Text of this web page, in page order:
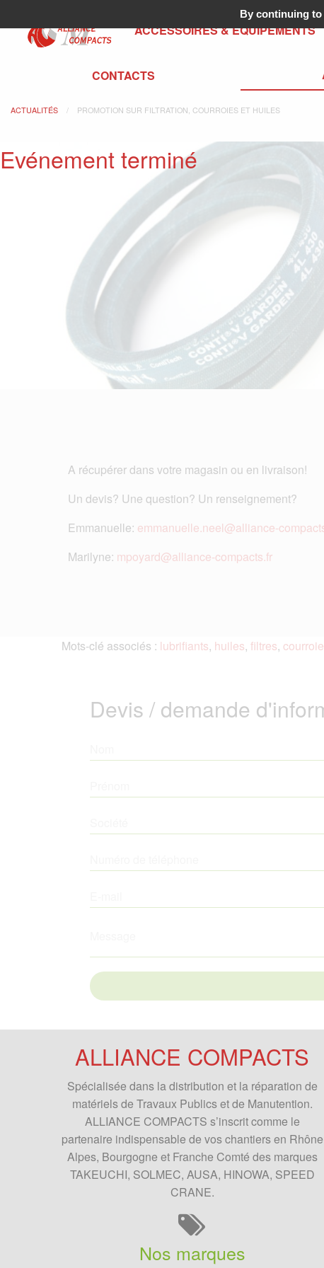
ACCESSOIRES & ÉQUIPEMENTS
CONTACTS
ACTUALITÉS PROMOTION SUR FILTRATION, COURROIES ET HUILES
A récupérer dans votre magasin ou en livraison!
Un devis? Une question? Un renseignement?
Emmanuelle: emmanuelle.neel@alliance-
Marilyne: mpoyard@alliance-compacts.fr
Mots-clé associés : lubrifiants, huiles, filtres,
Devis / demande
ALLIANCE COMPACTS
Spécialisée dans la distribution et la réparation de
matériels de Travaux Publics et de Manutention.
ALLIANCE COMPACTS s’inscrit comme le
partenaire indispensable de vos chantiers en Rhône
Alpes, Bourgogne et Franche Comté des marques
TAKEUCHI, SOLMEC, AUSA, HINOWA, SPEED
CRANE.
Nos marques
By continuing